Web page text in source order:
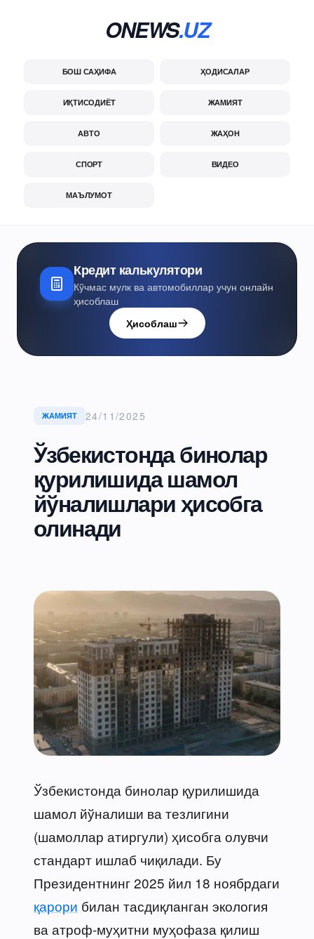
ONEWS.UZ
БОШ САҲИФА ҲОДИСАЛАР
ИҚТИСОДИЁТ ЖАМИЯТ
АВТО ЖАҲОН
СПОРТ ВИДЕО
МАЪЛУМОТ
Кредит калькулятори
Кўчмас мулк ва автомобиллар учун онлайн
ҳисоблаш
Ҳисоблаш
ЖАМИЯТ 24/11/2025
Ўзбекистонда бинолар
қурилишида шамол
йўналишлари ҳисобга
олинади
Ўзбекистонда бинолар қурилишида
шамол йўналиши ва тезлигини
(шамоллар атиргули) ҳисобга олувчи
стандарт ишлаб чиқилади. Бу
Президентнинг 2025 йил 18 ноябрдаги
қарори билан тасдиқланган экология
ва атроф-муҳитни муҳофаза қилиш